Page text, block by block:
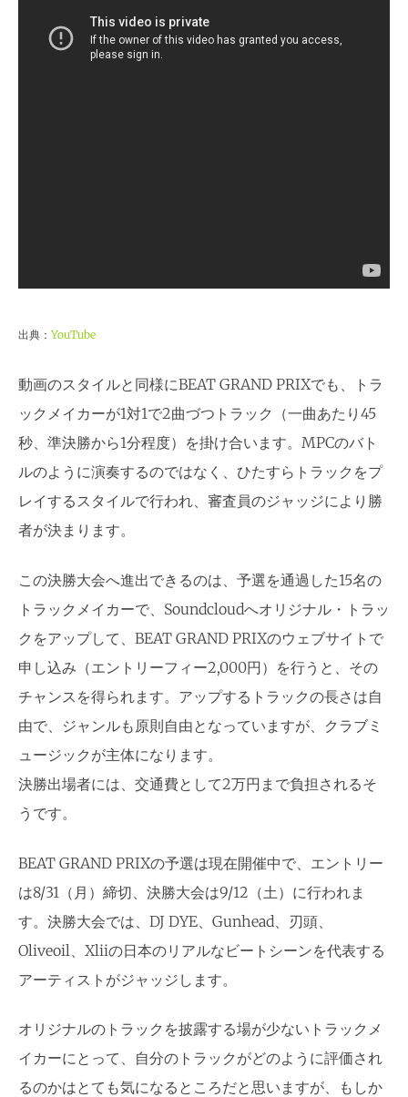
出典： YouTube
動画のスタイルと同様にBEAT GRAND PRIXでも、トラ
ックメイカーが1対1で2曲づつトラック（一曲あたり45
秒、準決勝から1分程度）を掛け合います。MPCのバト
ルのように演奏するのではなく、ひたすらトラックをプ
レイするスタイルで行われ、審査員のジャッジにより勝
者が決まります。
この決勝大会へ進出できるのは、予選を通過した15名の
トラックメイカーで、Soundcloudへオリジナル・トラッ
クをアップして、BEAT GRAND PRIXのウェブサイトで
申し込み（エントリーフィー2,000円）を行うと、その
チャンスを得られます。アップするトラックの長さは自
由で、ジャンルも原則自由となっていますが、クラブミ
ュージックが主体になります。
決勝出場者には、交通費として2万円まで負担されるそ
うです。
BEAT GRAND PRIXの予選は現在開催中で、エントリー
は8/31（月）締切、決勝大会は9/12（土）に行われま
す。決勝大会では、DJ DYE、Gunhead、刃頭、
Oliveoil、Xliiの日本のリアルなビートシーンを代表する
アーティストがジャッジします。
オリジナルのトラックを披露する場が少ないトラックメ
イカーにとって、自分のトラックがどのように評価され
るのかはとても気になるところだと思いますが、もしか